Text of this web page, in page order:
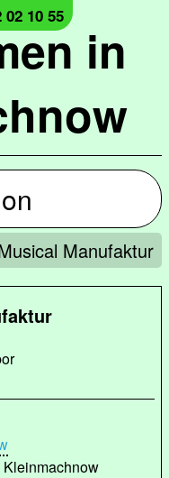
in
10 55
Manufaktur